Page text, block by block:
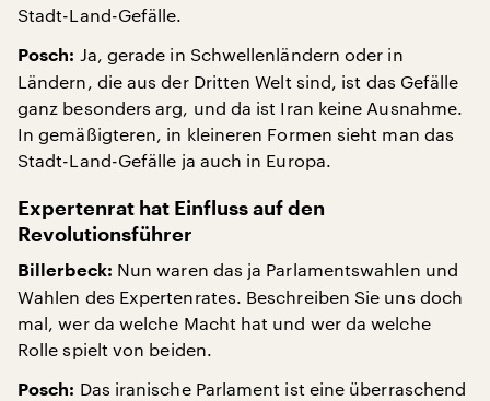
Stadt-Land-Gefälle.
Posch: Ja, gerade in Schwellenländern oder in
Ländern, die aus der Dritten Welt sind, ist das Gefälle
ganz besonders arg, und da ist Iran keine Ausnahme.
In gemäßigteren, in kleineren Formen sieht man das
Stadt-Land-Gefälle ja auch in Europa.
Expertenrat hat Einfluss auf den
Revolutionsführer
Billerbeck: Nun waren das ja Parlamentswahlen und
Wahlen des Expertenrates. Beschreiben Sie uns doch
mal, wer da welche Macht hat und wer da welche
Rolle spielt von beiden.
Posch: Das iranische Parlament ist eine überraschend